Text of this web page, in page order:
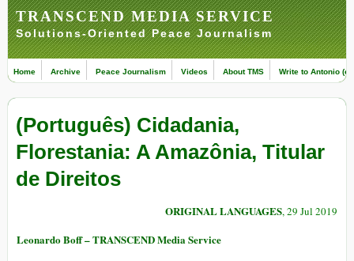
TRANSCEND MEDIA SERVICE
Solutions-Oriented Peace Journalism
Home Archive Peace Journalism Videos About TMS Write to Antonio
(Português) Cidadania,
Florestania: A Amazônia, Titular
de Direitos
ORIGINAL LANGUAGES, 29 Jul 2019
Leonardo Boff – TRANSCEND Media Service